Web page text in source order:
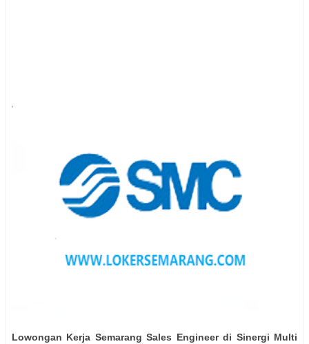
Lowongan Kerja Semarang Sales Engineer di Sinergi Multi